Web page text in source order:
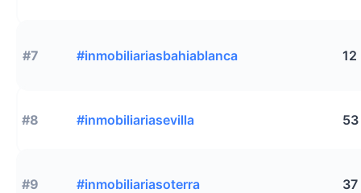
#7 #inmobiliariasbahiablanca 12
#8 #inmobiliariasevilla 53
#9 #inmobiliariasoterra 37